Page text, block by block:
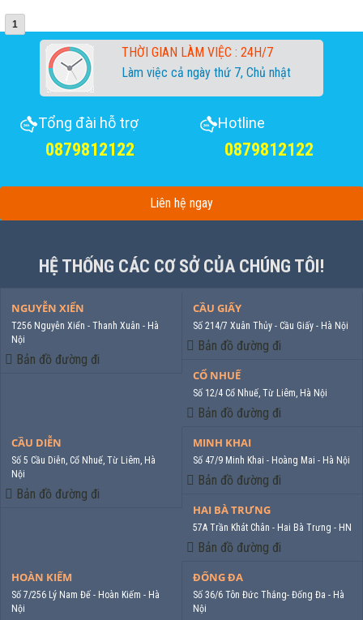
1
THỜI GIAN LÀM VIỆC : 24H/7
Làm việc cả ngày thứ 7, Chủ nhật
Tổng đài hỗ trợ
0879812122
Hotline
0879812122
Liên hệ ngay
HỆ THỐNG CÁC CƠ SỞ CỦA CHÚNG TÔI!
NGUYỄN XIỂN
T256 Nguyễn Xiển - Thanh Xuân - Hà
Nội
Bản đồ đường đi
CẦU GIẤY
Số 214/7 Xuân Thủy - Cầu Giấy - Hà Nội
Bản đồ đường đi
CỔ NHUẾ
Số 12/4 Cổ Nhuế, Từ Liêm, Hà Nội
Bản đồ đường đi
CẦU DIỄN
Số 5 Cầu Diễn, Cổ Nhuế, Từ Liêm, Hà
Nội
Bản đồ đường đi
MINH KHAI
Số 47/9 Minh Khai - Hoàng Mai - Hà Nội
Bản đồ đường đi
HAI BÀ TRƯNG
57A Trần Khát Chân - Hai Bà Trưng - HN
Bản đồ đường đi
HOÀN KIẾM
Số 7/256 Lý Nam Đế - Hoàn Kiếm - Hà
Nội
ĐỐNG ĐA
Số 36/6 Tôn Đức Thắng- Đống Đa - Hà
Nội